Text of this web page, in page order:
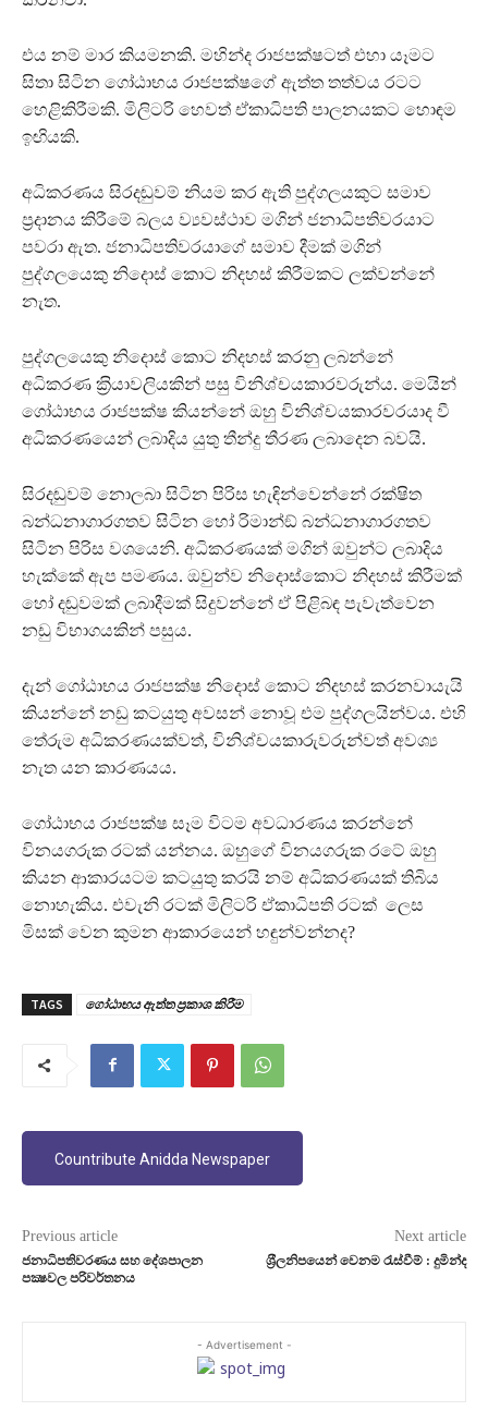
එය නම් මාර කියමනකි. මහින්ද රාජපක්ෂටත් එහා යෑමට
සිතා සිටින ගෝඨාභය රාජපක්ෂගේ ඇත්ත තත්වය රටට
හෙළිකිරීමකි. මිලිටරි හෙවත් ඒකාධිපති පාලනයකට හොඳම
ඉඟියකි.
අධිකරණය සිරදඬුවම් නියම කර ඇති පුද්ගලයකුට සමාව
ප‍්‍රදානය කිරීමේ බලය ව්‍යවස්ථාව මගින් ජනාධිපතිවරයාට
පවරා ඇත. ජනාධිපතිවරයාගේ සමාව දීමක් මගින්
පුද්ගලයෙකු නිදොස් කොට නිදහස් කිරීමකට ලක්වන්නේ
නැත.
පුද්ගලයෙකු නිදොස් කොට නිදහස් කරනු ලබන්නේ
අධිකරණ ක‍්‍රියාවලියකින් පසු විනිශ්චයකාරවරුන්ය. මෙයින්
ගෝඨාභය රාජපක්ෂ කියන්නේ ඔහු විනිශ්චයකාරවරයාද වී
අධිකරණයෙන් ලබාදිය යුතු තීන්දු තීරණ ලබාදෙන බවයි.
සිරදඬුවම් නොලබා සිටින පිරිස හැඳින්වෙන්නේ රක්ෂිත
බන්ධනාගාරගතව සිටින හෝ රිමාන්ඞ් බන්ධනාගාරගතව
සිටින පිරිස වශයෙනි. අධිකරණයක් මගින් ඔවුන්ට ලබාදිය
හැක්කේ ඇප පමණය. ඔවුන්ව නිදොස්කොට නිදහස් කිරීමක්
හෝ දඬුවමක් ලබාදීමක් සිදුවන්නේ ඒ පිළිබඳ පැවැත්වෙන
නඩු විභාගයකින් පසුය.
දැන් ගෝඨාභය රාජපක්ෂ නිදොස් කොට නිදහස් කරනවායැයි
කියන්නේ නඩු කටයුතු අවසන් නොවූ එම පුද්ගලයින්වය. එහි
තේරුම අධිකරණයක්වත්, විනිශ්චයකාරුවරුන්වත් අවශ්‍ය
නැත යන කාරණයය.
ගෝඨාභය රාජපක්ෂ සෑම විටම අවධාරණය කරන්නේ
විනයගරුක රටක් යන්නය. ඔහුගේ විනයගරුක රටේ ඔහු
කියන ආකාරයටම කටයුතු කරයි නම් අධිකරණයක් තිබිය
නොහැකිය. එවැනි රටක් මිලිටරි ඒකාධිපති රටක් ලෙස
මිසක් වෙන කුමන ආකාරයෙන් හඳුන්වන්නද?
TAGS ගෝඨාභය ඇත්ත ප‍්‍රකාශ කිරීම
Countribute Anidda Newspaper
Previous article
ජනාධිපතිවරණය සහ දේශපාලන
පක්‍ෂවල පරිවර්තනය
Next article
ශ‍්‍රීලනිපයෙන් වෙනම රැස්වීම් : දුමින්ද
- Advertisement -